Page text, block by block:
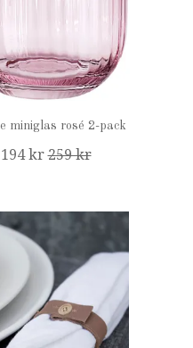
miniglas rosé 2-pack
194 kr259 kr